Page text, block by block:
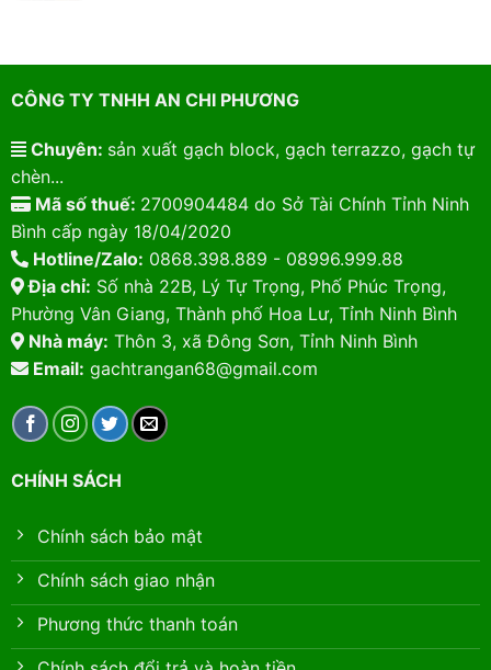
CÔNG TY TNHH AN CHI PHƯƠNG
Chuyên: sản xuất gạch block, gạch terrazzo, gạch tự
chèn...
Mã số thuế: 2700904484 do Sở Tài Chính Tỉnh Ninh
Bình cấp ngày 18/04/2020
Hotline/Zalo: 0868.398.889 - 08996.999.88
Địa chỉ: Số nhà 22B, Lý Tự Trọng, Phố Phúc Trọng,
Phường Vân Giang, Thành phố Hoa Lư, Tỉnh Ninh Bình
Nhà máy: Thôn 3, xã Đông Sơn, Tỉnh Ninh Bình
Email: gachtrangan68@gmail.com
CHÍNH SÁCH
Chính sách bảo mật
Chính sách giao nhận
Phương thức thanh toán